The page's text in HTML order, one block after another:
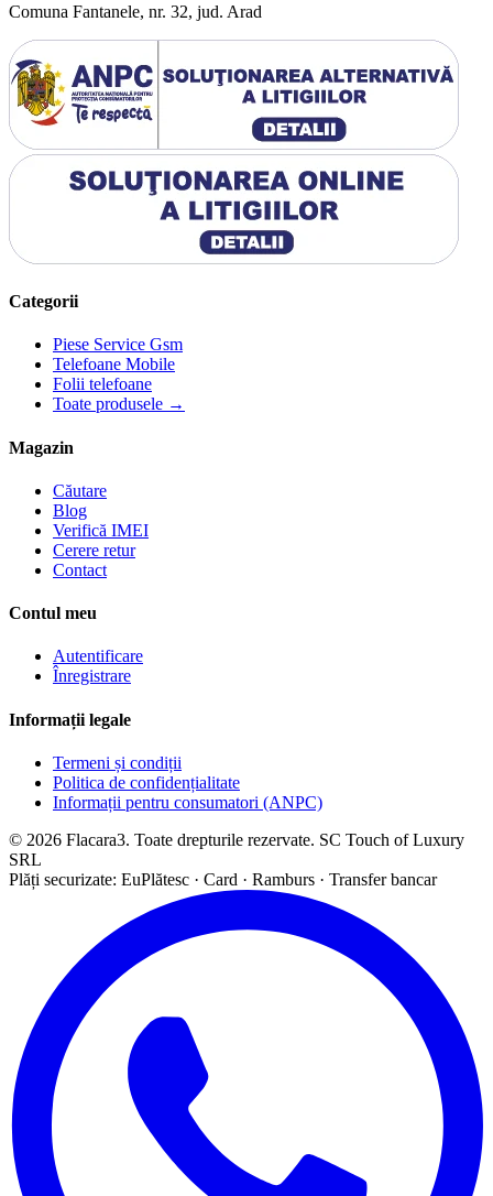
Comuna Fantanele, nr. 32, jud. Arad
Categorii
Piese Service Gsm
Telefoane Mobile
Folii telefoane
Toate produsele →
Magazin
Căutare
Blog
Verifică IMEI
Cerere retur
Contact
Contul meu
Autentificare
Înregistrare
Informații legale
Termeni și condiții
Politica de confidențialitate
Informații pentru consumatori (ANPC)
© 2026 Flacara3. Toate drepturile rezervate. SC Touch of Luxury
SRL
Plăți securizate: EuPlătesc · Card · Ramburs · Transfer bancar